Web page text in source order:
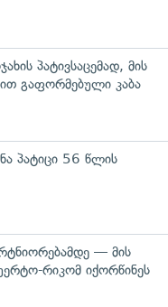
პატივსაცემად, მის
გაფორმებული კაბა
პატიცი 56 წლის
— მის
რიკომ იქორწინეს